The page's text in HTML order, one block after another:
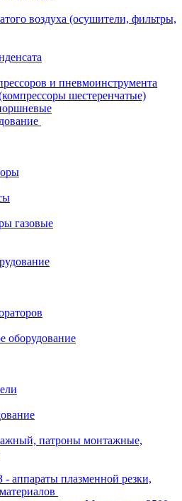
воздуха (осушители, фильтры,
и пневмоинструмента
шестеренчатые)
газовые
оборудование
патроны монтажные,
плазменной резки,